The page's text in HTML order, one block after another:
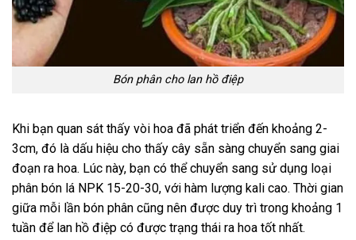
Bón phân cho lan hồ điệp
Khi bạn quan sát thấy vòi hoa đã phát triển đến khoảng 2-
3cm, đó là dấu hiệu cho thấy cây sẵn sàng chuyển sang giai
đoạn ra hoa. Lúc này, bạn có thể chuyển sang sử dụng loại
phân bón lá NPK 15-20-30, với hàm lượng kali cao. Thời gian
giữa mỗi lần bón phân cũng nên được duy trì trong khoảng 1
tuần để lan hồ điệp có được trạng thái ra hoa tốt nhất.